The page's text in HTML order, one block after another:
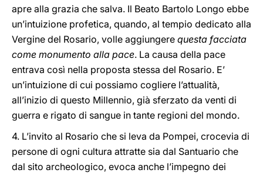
apre alla grazia che salva. Il Beato Bartolo Longo ebbe
un’intuizione profetica, quando, al tempio dedicato alla
Vergine del Rosario, volle aggiungere questa facciata
come monumento alla pace. La causa della pace
entrava così nella proposta stessa del Rosario. E’
un’intuizione di cui possiamo cogliere l’attualità,
all’inizio di questo Millennio, già sferzato da venti di
guerra e rigato di sangue in tante regioni del mondo.
4. L’invito al Rosario che si leva da Pompei, crocevia di
persone di ogni cultura attratte sia dal Santuario che
dal sito archeologico, evoca anche l’impegno dei